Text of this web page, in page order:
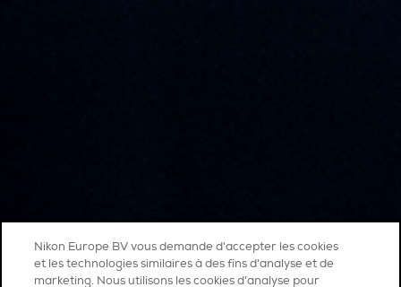
Nikon Europe BV vous demande d'accepter les cookies
et les technologies similaires à des fins d'analyse et de
marketing. Nous utilisons les cookies d’analyse pour